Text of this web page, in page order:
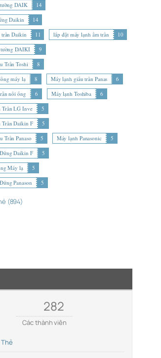
DAIK
14
Daikin
14
Daikin
11 lắp đặt máy lạnh âm trần
10
DAIKI
9
Trần Toshi
8
máy lạ
8 Máy lạnh giấu trần Panas
6
nối ống
6 Máy lạnh Toshiba
6
LG Inve
5
Daikin F
5
Trần Panaso
5 Máy lạnh Panasonic
5
Daikin F
5
Máy lạ
5
Panason
5
(894)
282
Các thành viên
Thẻ